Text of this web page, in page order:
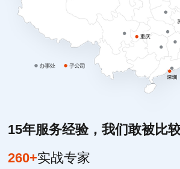
15年服务经验，我们敢被比
260+实战专家